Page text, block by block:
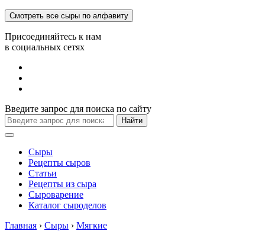
Смотреть все сыры по алфавиту
Присоединяйтесь к нам
в социальных сетях
Введите запрос для поиска по сайту
Найти
Сыры
Рецепты сыров
Статьи
Рецепты из сыра
Сыроварение
Каталог сыроделов
Главная › Сыры › Мягкие